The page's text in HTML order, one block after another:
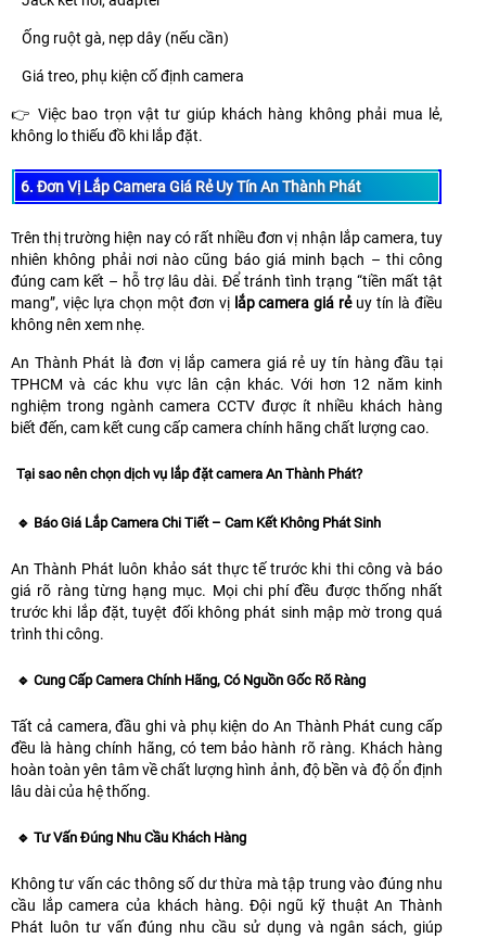
Ống ruột gà, nẹp dây (nếu cần)
Giá treo, phụ kiện cố định camera
👉 Việc bao trọn vật tư giúp khách hàng không phải mua lẻ,
không lo thiếu đồ khi lắp đặt.
6. Đơn Vị Lắp Camera Giá Rẻ Uy Tín An Thành Phát
Trên thị trường hiện nay có rất nhiều đơn vị nhận lắp camera, tuy
nhiên không phải nơi nào cũng báo giá minh bạch – thi công
đúng cam kết – hỗ trợ lâu dài. Để tránh tình trạng “tiền mất tật
mang”, việc lựa chọn một đơn vị lắp camera giá rẻuy tín là điều
không nên xem nhẹ.
An Thành Phát là đơn vị lắp camera giá rẻ uy tín hàng đầu tại
TPHCM và các khu vực lân cận khác. Với hơn 12 năm kinh
nghiệm trong ngành camera CCTV được ít nhiều khách hàng
biết đến, cam kết cung cấp camera chính hãng chất lượng cao.
Tại sao nên chọn dịch vụ lắp đặt camera An Thành Phát?
🔹 Báo Giá Lắp Camera Chi Tiết – Cam Kết Không Phát Sinh
An Thành Phát luôn khảo sát thực tế trước khi thi công và báo
giá rõ ràng từng hạng mục. Mọi chi phí đều được thống nhất
trước khi lắp đặt, tuyệt đối không phát sinh mập mờ trong quá
trình thi công.
🔹 Cung Cấp Camera Chính Hãng, Có Nguồn Gốc Rõ Ràng
Tất cả camera, đầu ghi và phụ kiện do An Thành Phát cung cấp
đều là hàng chính hãng, có tem bảo hành rõ ràng. Khách hàng
hoàn toàn yên tâm về chất lượng hình ảnh, độ bền và độ ổn định
lâu dài của hệ thống.
🔹 Tư Vấn Đúng Nhu Cầu Khách Hàng
Không tư vấn các thông số dư thừa mà tập trung vào đúng nhu
cầu lắp camera của khách hàng. Đội ngũ kỹ thuật An Thành
Phát luôn tư vấn đúng nhu cầu sử dụng và ngân sách, giúp